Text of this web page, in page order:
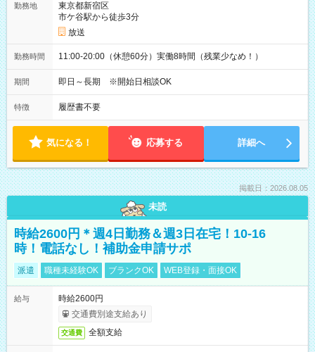
勤務地
東京都新宿区
市ケ谷駅から徒歩3分
放送
勤務時間 11:00-20:00（休憩60分）実働8時間（残業少なめ！）
期間 即日～長期 ※開始日相談OK
特徴 履歴書不要
気になる！ 応募する 詳細へ
掲載日：2026.08.05
未読
時給2600円＊週4日勤務＆週3日在宅！10-16
時！電話なし！補助金申請サポ
派遣 職種未経験OK ブランクOK WEB登録・面接OK
給与
時給2600円
交通費別途支給あり
交通費 全額支給